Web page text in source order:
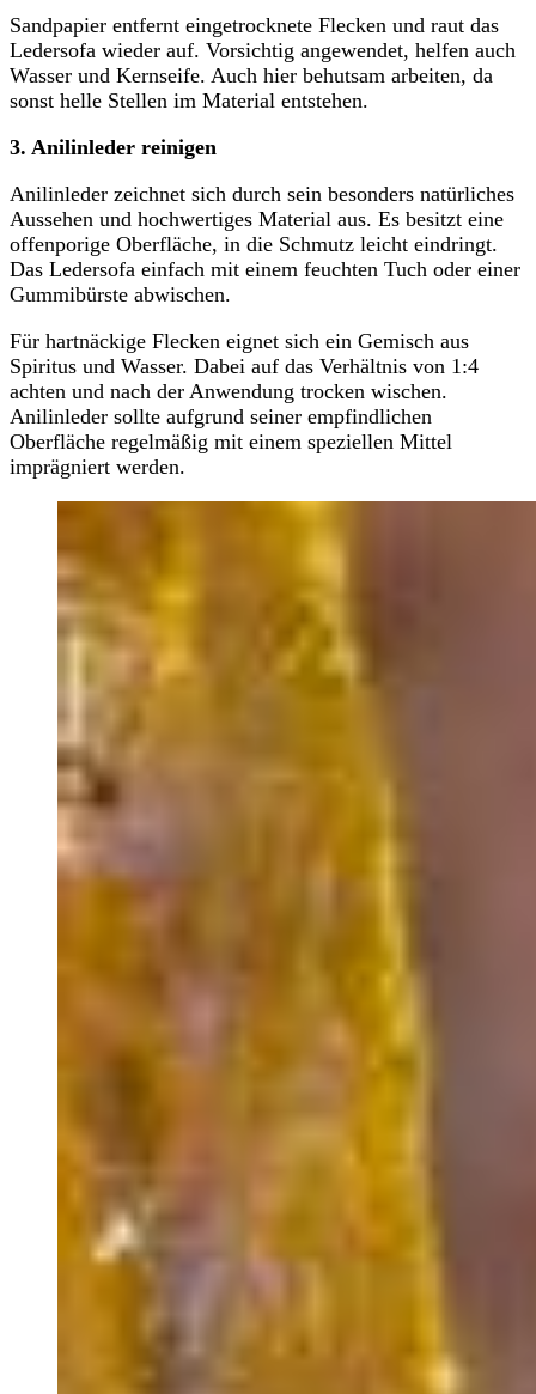
Sandpapier entfernt eingetrocknete Flecken und raut das
Ledersofa wieder auf. Vorsichtig angewendet, helfen auch
Wasser und Kernseife. Auch hier behutsam arbeiten, da
sonst helle Stellen im Material entstehen.
3. Anilinleder reinigen
Anilinleder zeichnet sich durch sein besonders natürliches
Aussehen und hochwertiges Material aus. Es besitzt eine
offenporige Oberfläche, in die Schmutz leicht eindringt.
Das Ledersofa einfach mit einem feuchten Tuch oder einer
Gummibürste abwischen.
Für hartnäckige Flecken eignet sich ein Gemisch aus
Spiritus und Wasser. Dabei auf das Verhältnis von 1:4
achten und nach der Anwendung trocken wischen.
Anilinleder sollte aufgrund seiner empfindlichen
Oberfläche regelmäßig mit einem speziellen Mittel
imprägniert werden.